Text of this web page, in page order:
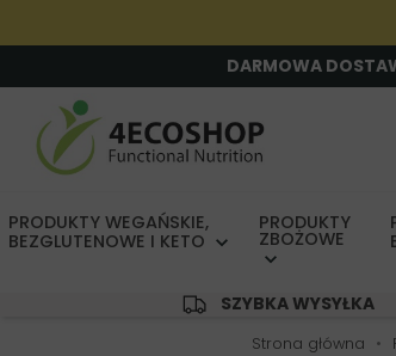
DARMOWA
PRODUKTY WEGAŃSKIE,
BEZGLUTENOWE I KETO
PRODUKTY
ZBOŻOWE
SZYBKA WYSYŁKA
Strona główna